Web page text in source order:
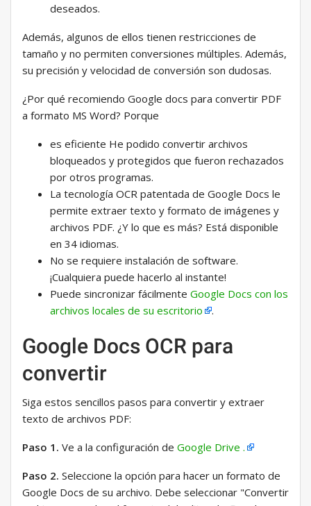
deseados.
Además, algunos de ellos tienen restricciones de
tamaño y no permiten conversiones múltiples. Además,
su precisión y velocidad de conversión son dudosas.
¿Por qué recomiendo Google docs para convertir PDF
a formato MS Word? Porque
es eficiente He podido convertir archivos
bloqueados y protegidos que fueron rechazados
por otros programas.
La tecnología OCR patentada de Google Docs le
permite extraer texto y formato de imágenes y
archivos PDF. ¿Y lo que es más? Está disponible
en 34 idiomas.
No se requiere instalación de software.
¡Cualquiera puede hacerlo al instante!
Puede sincronizar fácilmente Google Docs con los
archivos locales de su escritorio
.
Google Docs OCR para
convertir
Siga estos sencillos pasos para convertir y extraer
texto de archivos PDF:
Paso 1. Ve a la configuración de Google Drive .
Paso 2. Seleccione la opción para hacer un formato de
Google Docs de su archivo. Debe seleccionar "Convertir